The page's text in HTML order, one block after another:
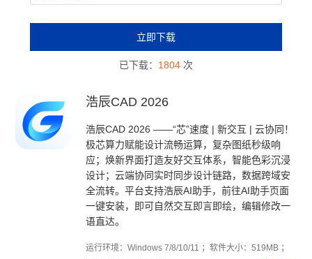
立即下载
已下载： 1804次
浩辰CAD 2026
浩辰CAD 2026 ——“芯”速度 | 新交互 | 云协同！
极芯算力赋能设计流畅运算，复杂图纸秒级响
应；焕新界面打造友好交互体系，智能色彩沉浸
设计；云端协同实时同步设计链路，数据跨域安
全流转。平台支持浩辰AI助手，前往AI助手页面
一键安装，即可自然交互即言即绘，编辑修改一
语直达。
运行环境：Windows 7/8/10/11 ；软件大小：519MB ；